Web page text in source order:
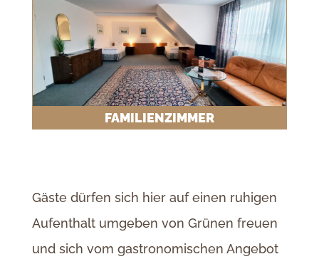
FAMILIENZIMMER
Gäste dürfen sich hier auf einen ruhigen
Aufenthalt umgeben von Grünen freuen
und sich vom gastronomischen Angebot